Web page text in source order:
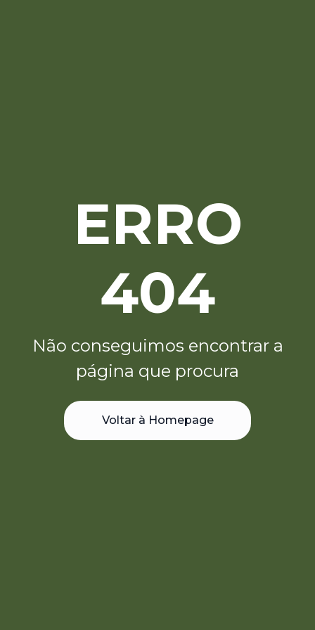
ERRO
404
Não conseguimos encontrar a
página que procura
Voltar à Homepage